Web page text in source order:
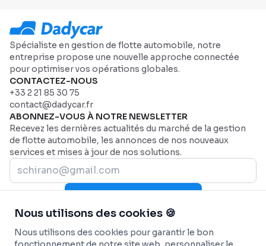
Spécialiste en gestion de flotte automobile, notre
entreprise propose une nouvelle approche connectée
pour optimiser vos opérations globales.
CONTACTEZ-NOUS
+33 2 21 85 30 75
contact@dadycar.fr
ABONNEZ-VOUS À NOTRE NEWSLETTER
Recevez les dernières actualités du marché de la gestion
de flotte automobile, les annonces de nos nouveaux
services et mises à jour de nos solutions.
PLAN DU SITE
Page d'accueil
Secteurs
AIDE
Nous contacter
SECTEURS
Nous utilisons des cookies 🍪
Nous utilisons des cookies pour garantir le bon